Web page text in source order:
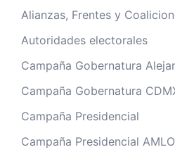
Alianzas, Frentes y
Autoridades electorales
Campaña Gobernatura
Campaña Gobernatura
Campaña Presidencial
Campaña Presidencial AMLO